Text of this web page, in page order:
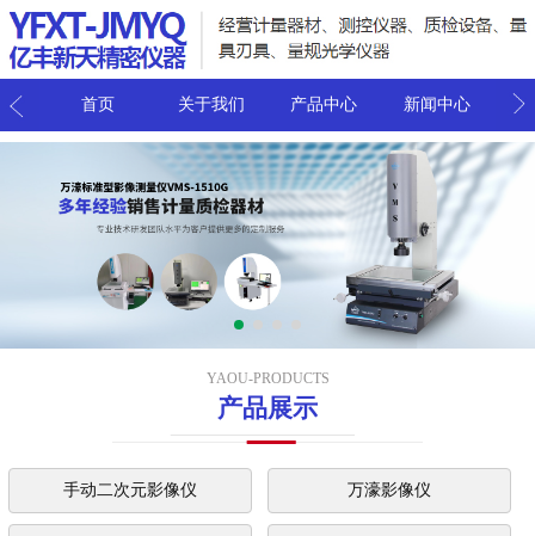
首页 关于我们 产品中心 新闻中心
YAOU-PRODUCTS
产品展示
手动二次元影像仪 万濠影像仪